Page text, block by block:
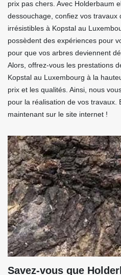
prix pas chers. Avec Holderbaum
dessouchage, confiez vos travaux
irrésistibles à Kopstal au
possèdent des expériences pour
pour que vos arbres deviennent
Alors, offrez-vous les prestations
Kopstal au Luxembourg à la
prix et les qualités. Ainsi, nous
pour la réalisation de vos travaux.
maintenant sur le site internet !
Savez-vous que